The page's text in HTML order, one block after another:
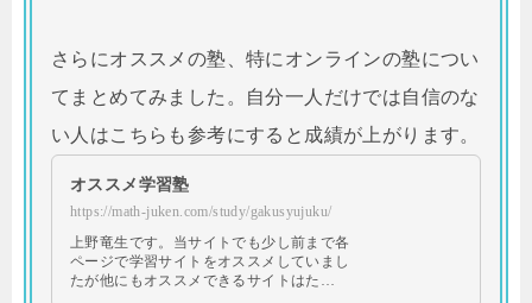
さらにオススメの塾、特にオンラインの塾につい
てまとめてみました。自分一人だけでは自信のな
い人はこちらも参考にすると成績が上がります。
オススメ学習塾
https://math-juken.com/study/gakusyujuku/
上野竜生です。当サイトでも少し前まで各
ページで学習サイトをオススメしていまし
たが他にもオススメできるサイトはた…